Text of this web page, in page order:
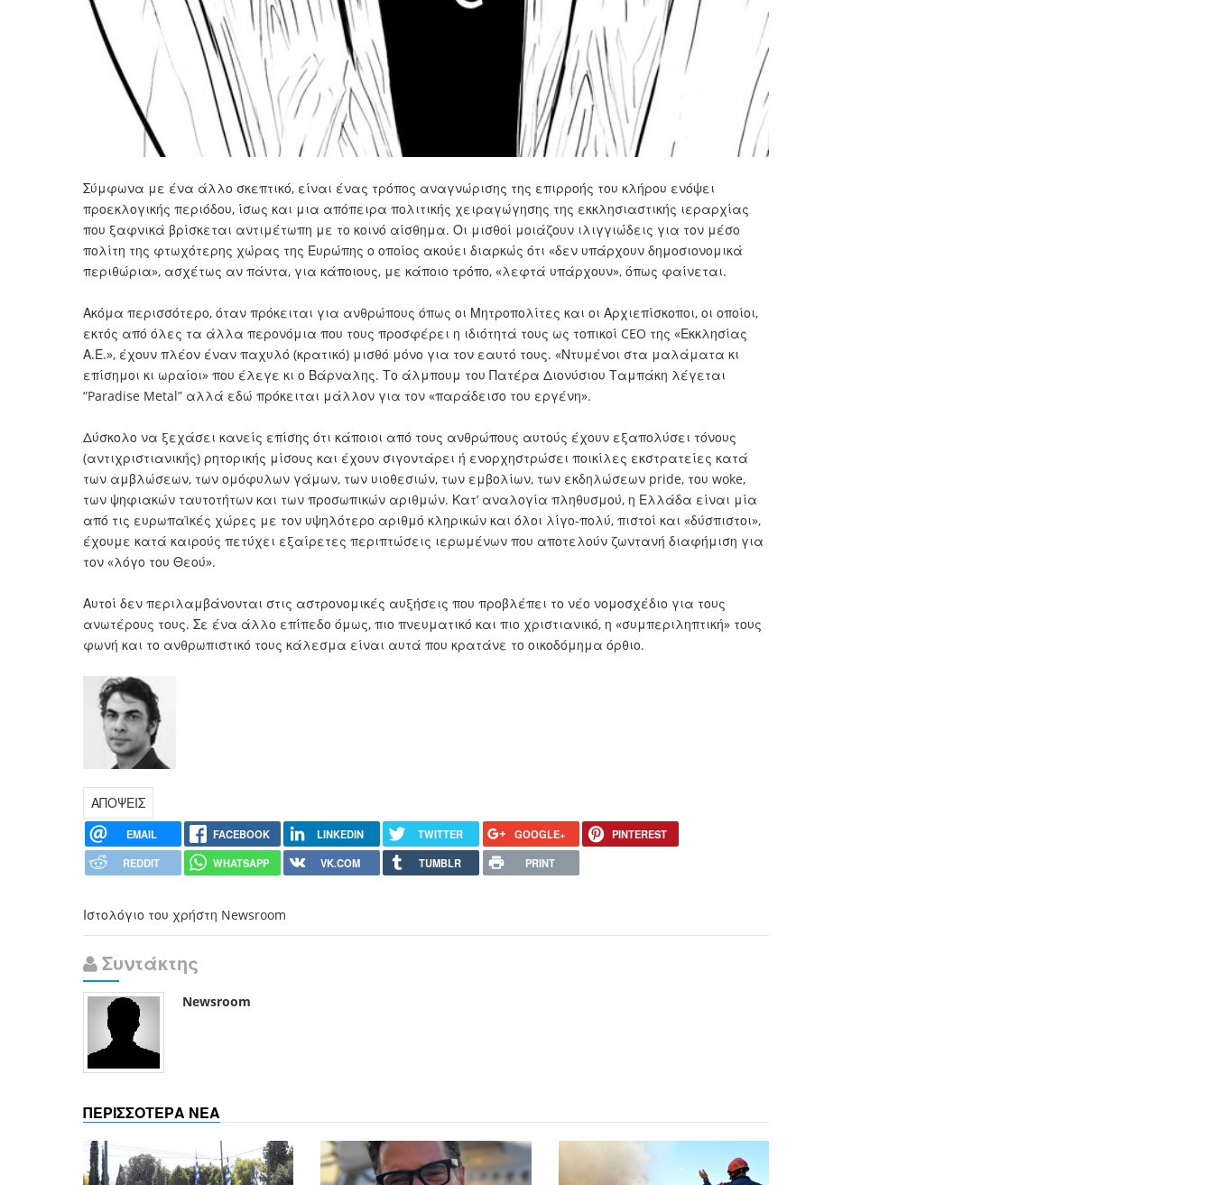
Σύμφωνα με ένα άλλο σκεπτικό, είναι ένας τρόπος αναγνώρισης της επιρροής του κλήρου ενόψει
προεκλογικής περιόδου, ίσως και μια απόπειρα πολιτικής χειραγώγησης της εκκλησιαστικής ιεραρχίας
που ξαφνικά βρίσκεται αντιμέτωπη με το κοινό αίσθημα. Οι μισθοί μοιάζουν ιλιγγιώδεις για τον μέσο
πολίτη της φτωχότερης χώρας της Ευρώπης ο οποίος ακούει διαρκώς ότι «δεν υπάρχουν δημοσιονομικά
περιθώρια», ασχέτως αν πάντα, για κάποιους, με κάποιο τρόπο, «λεφτά υπάρχουν», όπως φαίνεται.
Ακόμα περισσότερο, όταν πρόκειται για ανθρώπους όπως οι Μητροπολίτες και οι Αρχιεπίσκοποι, οι οποίοι,
εκτός από όλες τα άλλα περονόμια που τους προσφέρει η ιδιότητά τους ως τοπικοί CEO της «Εκκλησίας
Α.Ε.», έχουν πλέον έναν παχυλό (κρατικό) μισθό μόνο για τον εαυτό τους. «Ντυμένοι στα μαλάματα κι
επίσημοι κι ωραίοι» που έλεγε κι ο Βάρναλης. Το άλμπουμ του Πατέρα Διονύσιου Ταμπάκη λέγεται
“Paradise Metal” αλλά εδώ πρόκειται μάλλον για τον «παράδεισο του εργένη».
Δύσκολο να ξεχάσει κανείς επίσης ότι κάποιοι από τους ανθρώπους αυτούς έχουν εξαπολύσει τόνους
(αντιχριστιανικής) ρητορικής μίσους και έχουν σιγοντάρει ή ενορχηστρώσει ποικίλες εκστρατείες κατά
των αμβλώσεων, των ομόφυλων γάμων, των υιοθεσιών, των εμβολίων, των εκδηλώσεων pride, του woke,
των ψηφιακών ταυτοτήτων και των προσωπικών αριθμών. Κατ’ αναλογία πληθυσμού, η Ελλάδα είναι μία
από τις ευρωπαϊκές χώρες με τον υψηλότερο αριθμό κληρικών και όλοι λίγο-πολύ, πιστοί και «δύσπιστοι»,
έχουμε κατά καιρούς πετύχει εξαίρετες περιπτώσεις ιερωμένων που αποτελούν ζωντανή διαφήμιση για
τον «λόγο του Θεού».
Αυτοί δεν περιλαμβάνονται στις αστρονομικές αυξήσεις που προβλέπει το νέο νομοσχέδιο για τους
ανωτέρους τους. Σε ένα άλλο επίπεδο όμως, πιο πνευματικό και πιο χριστιανικό, η «συμπεριληπτική» τους
φωνή και το ανθρωπιστικό τους κάλεσμα είναι αυτά που κρατάνε το οικοδόμημα όρθιο.
ΑΠΟΨΕΙΣ
EMAIL FACEBOOK LINKEDIN TWITTER GOOGLE+
PINTEREST
REDDIT
WHATSAPP VK.COM TUMBLR PRINT
Ιστολόγιο του χρήστη Newsroom
Συντάκτης
Newsroom
ΠΕΡΙΣΣΟΤΕΡΑ ΝΕΑ